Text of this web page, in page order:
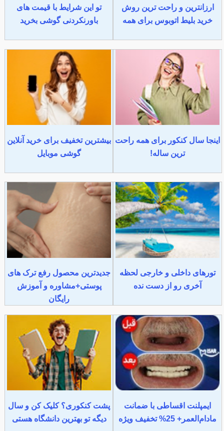
ارزانترین و راحت ترین روش
خرید بلیط اتوبوس برای همه
تو این شرایط با قیمت های
باورنکردنی گوشی بخرید
اینجا سال کنکور برای همه راحت
ترین ساله!
بیشترین تخفیف برای خرید آنلاین
گوشی موبایل
تورهای داخلی و خارجی لحظه
آخری رو از دست نده
جدیدترین محصول رفع ترک های
پوستی+مشاوره و آموزش
رایگان
ایمپلنت اقساطی با ضمانت
مادام‌العمر+ 25% تخفیف ویژه
پشت کنکوری؟ کلیک کن و سال
دیگه تو بهترین دانشگاه هستی